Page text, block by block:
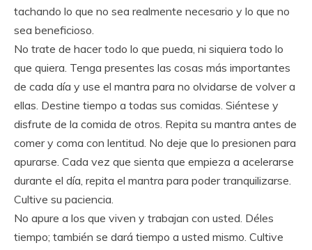
tachando lo que no sea realmente necesario y lo que no
sea beneficioso.
No trate de hacer todo lo que pueda, ni siquiera todo lo
que quiera. Tenga presentes las cosas más importantes
de cada día y use el mantra para no olvidarse de volver a
ellas. Destine tiempo a todas sus comidas. Siéntese y
disfrute de la comida de otros. Repita su mantra antes de
comer y coma con lentitud. No deje que lo presionen para
apurarse. Cada vez que sienta que empieza a acelerarse
durante el día, repita el mantra para poder tranquilizarse.
Cultive su paciencia.
No apure a los que viven y trabajan con usted. Déles
tiempo; también se dará tiempo a usted mismo. Cultive